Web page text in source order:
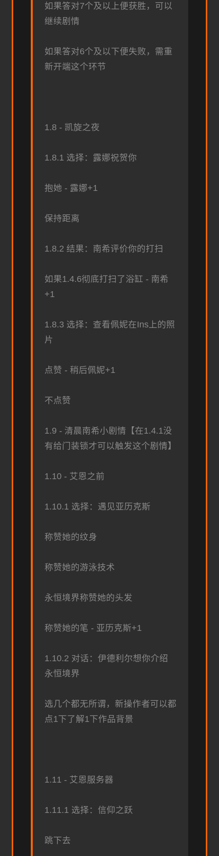
如果答对7个及以上便获胜，可以
继续剧情
如果答对6个及以下便失败，需重
新开端这个环节
1.8 - 凯旋之夜
1.8.1 选择：露娜祝贺你
抱她 - 露娜+1
保持距离
1.8.2 结果：南希评价你的打扫
如果1.4.6彻底打扫了浴缸 - 南希
+1
1.8.3 选择：查看佩妮在Ins上的照
片
点赞 - 稍后佩妮+1
不点赞
1.9 - 清晨南希小剧情【在1.4.1没
有给门装锁才可以触发这个剧情】
1.10 - 艾恩之前
1.10.1 选择：遇见亚历克斯
称赞她的纹身
称赞她的游泳技术
永恒境界称赞她的头发
称赞她的笔 - 亚历克斯+1
1.10.2 对话：伊德利尔想你介绍
永恒境界
选几个都无所谓，新操作者可以都
点1下了解1下作品背景
1.11 - 艾恩服务器
1.11.1 选择：信仰之跃
跳下去